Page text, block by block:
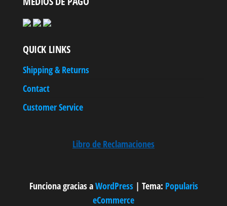
QUICK LINKS
Shipping & Returns
Contact
Customer Service
Libro de Reclamaciones
Funciona gracias aWordPress | Tema: Popularis
eCommerce